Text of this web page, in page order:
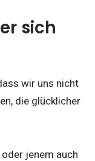
sich
wir uns nicht
die glücklicher
jenem auch